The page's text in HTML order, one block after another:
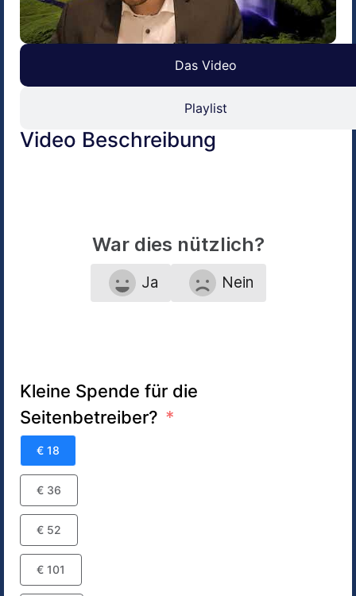
Das Video
Playlist
Video Beschreibung
War dies nützlich?
Ja Nein
Kleine Spende für die
Seitenbetreiber?
€ 18
€ 36
€ 52
€ 101